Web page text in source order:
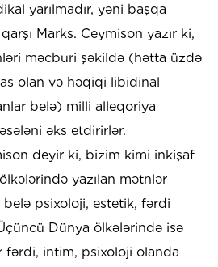
yarılmadır, yəni başqa
Marks. Ceymison yazır ki,
məcburi şəkildə (hətta üzdə
olan və həqiqi libidinal
belə) milli alleqoriya
əks etdirirlər.
deyir ki, bizim kimi inkişaf
yazılan mətnlər
psixoloji, estetik, fərdi
Dünya ölkələrində isə
fərdi, intim, psixoloji olanda